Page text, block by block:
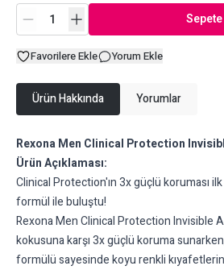
Favorilere Ekle Yorum Ekle
Ürün Hakkında Yorumlar
Rexona Men Clinical Protection
Ürün Açıklaması:
Clinical Protection'ın 3x güçlü koruması
formül ile buluştu!
Rexona Men Clinical Protection Invisible
kokusuna karşı 3x güçlü koruma
formülü sayesinde koyu renkli